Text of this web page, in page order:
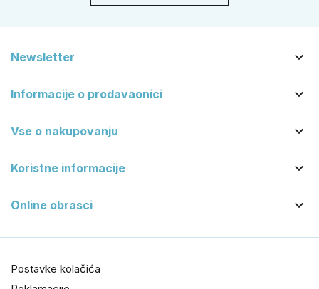
Newsletter 
Informacije o prodavaonici 
Vse o nakupovanju 
Koristne informacije 
Online obrasci 
Postavke kolačića